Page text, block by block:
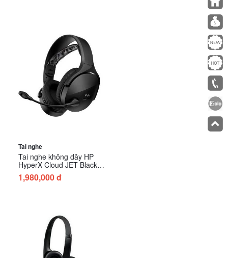
Tai nghe
Tai nghe không dây HP
HyperX Cloud JET Black
(AJ0T1AA)
1,980,000 đ